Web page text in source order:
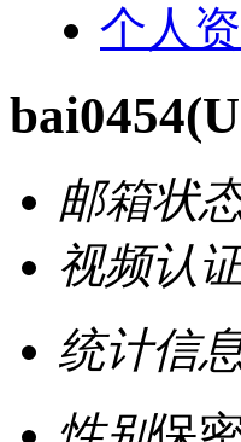
个人
bai0454
邮箱状
视频认
统计信